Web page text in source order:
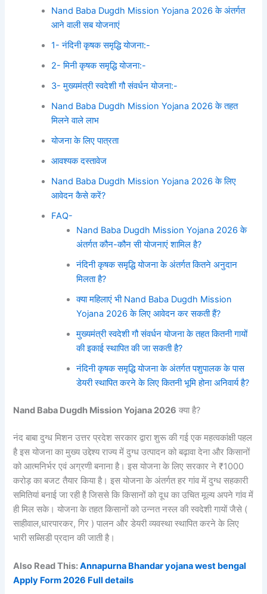
Nand Baba Dugdh Mission Yojana 2026 के अंतर्गत
आने वाली सब योजनाएं
1- नंदिनी कृषक समृद्धि योजना:-
2- मिनी कृषक समृद्धि योजना:-
3- मुख्यमंत्री स्वदेशी गौ संवर्धन योजना:-
Nand Baba Dugdh Mission Yojana 2026 के तहत
मिलने वाले लाभ
योजना के लिए पात्रता
आवश्यक दस्तावेज
Nand Baba Dugdh Mission Yojana 2026 के लिए
आवेदन कैसे करें?
FAQ-
Nand Baba Dugdh Mission Yojana 2026 के
अंतर्गत कौन-कौन सी योजनाएं शामिल है?
नंदिनी कृषक समृद्धि योजना के अंतर्गत कितने अनुदान
मिलता है?
क्या महिलाएं भी Nand Baba Dugdh Mission
Yojana 2026 के लिए आवेदन कर सकती हैं?
मुख्यमंत्री स्वदेशी गौ संवर्धन योजना के तहत कितनी गायों
की इकाई स्थापित की जा सकती है?
नंदिनी कृषक समृद्धि योजना के अंतर्गत पशुपालक के पास
डेयरी स्थापित करने के लिए कितनी भूमि होना अनिवार्य है?
Nand Baba Dugdh Mission Yojana 2026 क्या है?
नंद बाबा दुग्ध मिशन उत्तर प्रदेश सरकार द्वारा शुरू की गई एक महत्वकांक्षी पहल
है इस योजना का मुख्य उद्देश्य राज्य में दुग्ध उत्पादन को बढ़ावा देना और किसानों
को आत्मनिर्भर एवं अग्रणी बनाना है। इस योजना के लिए सरकार ने ₹1000
करोड़ का बजट तैयार किया है। इस योजना के अंतर्गत हर गांव में दुग्ध सहकारी
समितियां बनाई जा रही है जिससे कि किसानों को दूध का उचित मूल्य अपने गांव में
ही मिल सके। योजना के तहत किसानों को उन्नत नस्ल की स्वदेशी गायों जैसे (
साहीवाल,धारपारकर, गिर ) पालन और डेयरी व्यवस्था स्थापित करने के लिए
भारी सब्सिडी प्रदान की जाती है।
Also Read This:Annapurna Bhandar yojana west bengal
Apply Form 2026 Full details